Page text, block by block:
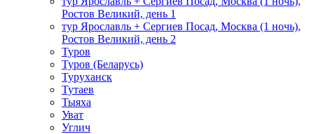
Ростов Великий, день 1
тур Ярославль + Сергиев Посад, Москва (1 ночь),
Ростов Великий, день 2
Туров
Туров (Беларусь)
Туруханск
Тутаев
Тыяха
Уват
Углич